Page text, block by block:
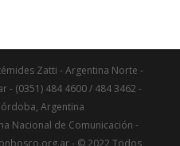
Zatti - Argentina Norte -
(0351) 484 4600 / 484 3462 -
Argentina
Nacional de Comunicación -
- © 2022 Todos